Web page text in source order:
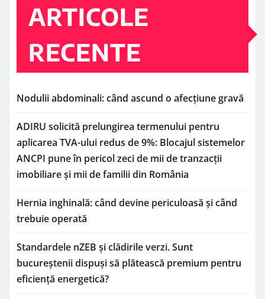
ARTICOLE
RECENTE
Nodulii abdominali: când ascund o afecțiune gravă
ADIRU solicită prelungirea termenului pentru
aplicarea TVA-ului redus de 9%: Blocajul sistemelor
ANCPI pune în pericol zeci de mii de tranzacții
imobiliare și mii de familii din România
Hernia inghinală: când devine periculoasă și când
trebuie operată
Standardele nZEB și clădirile verzi. Sunt
bucureștenii dispuși să plătească premium pentru
eficiență energetică?